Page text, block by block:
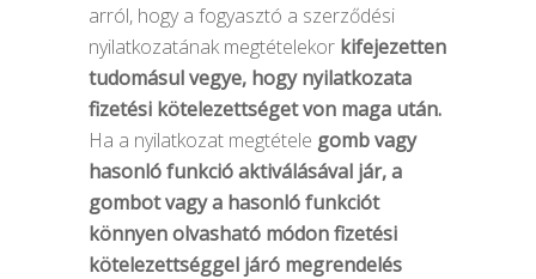
arról, hogy a fogyasztó a szerződési
nyilatkozatának megtételekor kifejezetten
tudomásul vegye, hogy nyilatkozata
fizetési kötelezettséget von maga után.
Ha a nyilatkozat megtétele gomb vagy
hasonló funkció aktiválásával jár, a
gombot vagy a hasonló funkciót
könnyen olvasható módon fizetési
kötelezettséggel járó megrendelés